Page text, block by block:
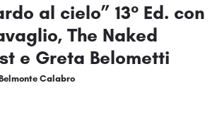
al cielo” 13° Ed. con
The Naked
e Greta Belometti
Calabro